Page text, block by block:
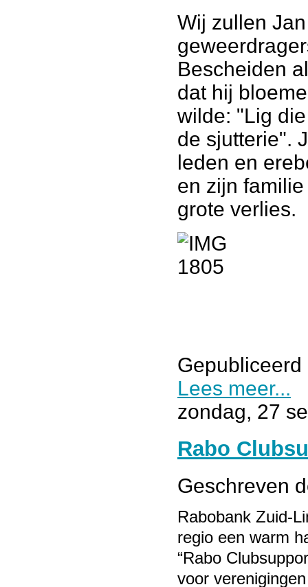
Wij zullen
Bescheiden
dat hij
wilde: "Lig
de sjutterie".
leden en
en zijn
grote verlies.
Gepubliceerd
Lees meer...
zondag, 27
Rabo
Geschreven
Rabobank Zuid-
regio een warm
“Rabo
voor